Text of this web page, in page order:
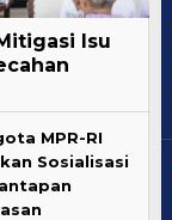
Isu
MPR-RI
Sosialisasi